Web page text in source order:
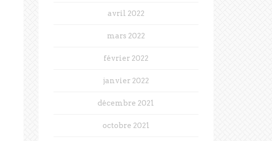
avril 2022
mars 2022
février 2022
janvier 2022
décembre 2021
octobre 2021